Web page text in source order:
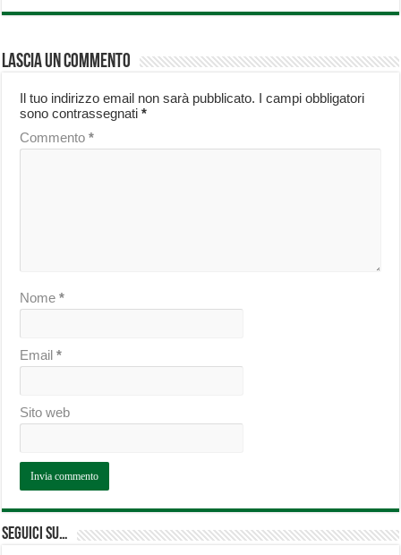
Lascia un commento
Il tuo indirizzo email non sarà pubblicato. I campi obbligatori
sono contrassegnati*
Commento*
Nome*
Email*
Sito web
Seguici su…